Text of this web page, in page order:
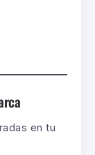
en tu